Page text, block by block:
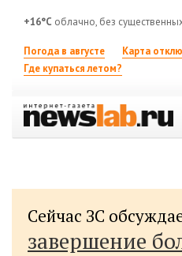
+16°C облачно, без
Погода в августе Карта
Где купаться летом?
Сейчас ЗС
завершение